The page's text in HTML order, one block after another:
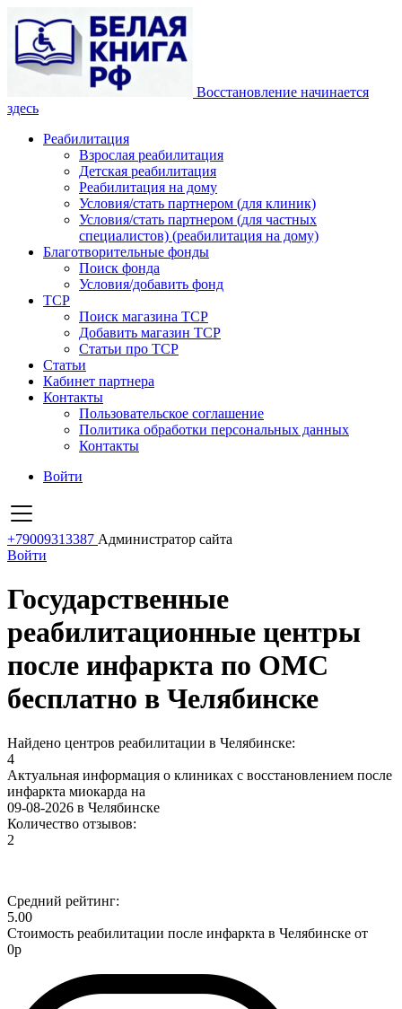
Восстановление начинается
здесь
Реабилитация
Взрослая реабилитация
Детская реабилитация
Реабилитация на дому
Условия/стать партнером (для клиник)
Условия/стать партнером (для частных
специалистов) (реабилитация на дому)
Благотворительные фонды
Поиск фонда
Условия/добавить фонд
ТСР
Поиск магазина ТСР
Добавить магазин ТСР
Статьи про ТСР
Статьи
Кабинет партнера
Контакты
Пользовательское соглашение
Политика обработки персональных данных
Контакты
Войти
+79009313387 Администратор сайта
Войти
Государственные
реабилитационные центры
после инфаркта по ОМС
бесплатно в Челябинске
Найдено центров реабилитации в Челябинске:
4
Актуальная информация о клиниках с восстановлением после
инфаркта миокарда на
09-08-2026 в Челябинске
Количество отзывов:
2
Средний рейтинг:
5.00
Стоимость реабилитации после инфаркта в Челябинске от
0р